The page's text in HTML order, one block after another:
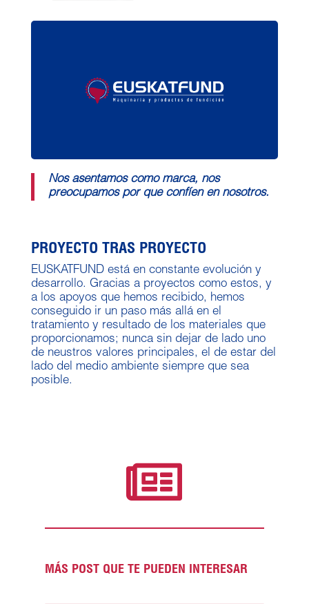
Nos asentamos como marca, nos
preocupamos por que confíen en nosotros.
PROYECTO TRAS PROYECTO
EUSKATFUND está en constante evolución y
desarrollo. Gracias a proyectos como estos, y
a los apoyos que hemos recibido, hemos
conseguido ir un paso más allá en el
tratamiento y resultado de los materiales que
proporcionamos; nunca sin dejar de lado uno
de neustros valores principales, el de estar del
lado del medio ambiente siempre que sea
posible.

MÁS POST QUE TE PUEDEN INTERESAR